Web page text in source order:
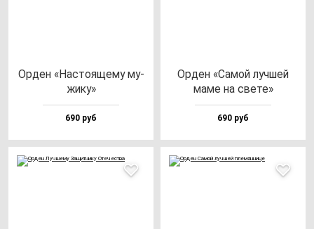
Орден «Нас­то­яще­му му­
жи­ку»
690 руб
Орден «Самой луч­шей
ма­ме на све­те»
690 руб